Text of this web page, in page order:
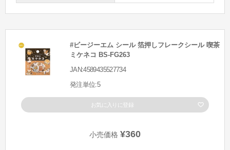
#ビージーエム シール 箔押しフレークシール 喫茶
ミケネコ BS-FG263
JAN:4589435527734
発注単位:5
お気に入りに登録
小売価格 ¥360